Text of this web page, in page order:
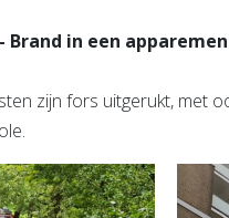
- Brand in een
zijn fors uitgerukt, met